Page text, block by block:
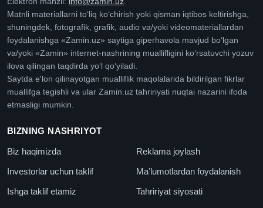
Matnli materiallarni toʻliq koʻchirish yoki qisman iqtibos keltirishga,
shuningdek, fotografik, grafik, audio va/yoki videomateriallardan
foydalanishga «Zamin.uz» saytiga giperhavola mavjud boʻlgan
va/yoki «Zamin» internet-nashrining muallifligini koʻrsatuvchi yozuv
ilova qilingan taqdirda yoʻl qoʻyiladi.
Saytda e'lon qilinayotgan mualliflik maqolalarida bildirilgan fikrlar
muallifga tegishli va ular Zamin.uz tahririyati nuqtai nazarini ifoda
etmasligi mumkin.
BIZNING NASHRIYOT
Biz haqimizda
Reklama joylash
Investorlar uchun taklif
Maʼlumotlardan foydalanish
Ishga taklif etamiz
Tahririyat siyosati